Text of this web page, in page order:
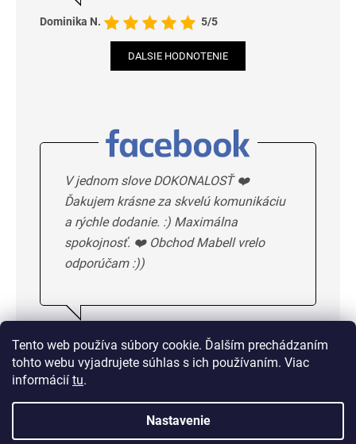
Tento web používa súbory cookie. Ďalším prechádzaním
tohto webu vyjadrujete súhlas s ich používaním. Viac
informácií tu.
Nastavenie
Dominika N. 5/5
DALSIE HODNOTENIE
V jednom slove DOKONALOSŤ ❤️
Ďakujem krásne za skvelú komunikáciu
a rýchle dodanie. :) Maximálna
spokojnosť. ❤️ Obchod Mabell vrelo
odporúčam :))
DALSIE HODNOTENIE